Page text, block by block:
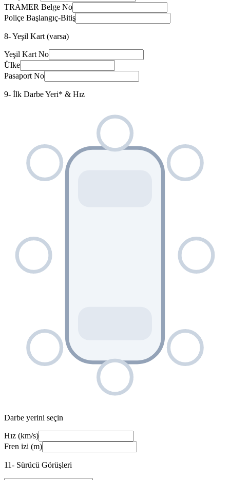
TRAMER Belge No
Poliçe Başlangıç-Bitiş
8- Yeşil Kart (varsa)
Yeşil Kart No
Ülke
Pasaport No
9- İlk Darbe Yeri* & Hız
ön
Darbe yerini seçin
Hız (km/s)
Fren izi (m)
11- Sürücü Görüşleri